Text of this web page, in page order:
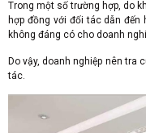
Trong một số trường hợp, do
hợp đồng với đối tác dẫn đến
không đáng có cho doanh
Do vậy, doanh nghiệp nên tra
tác.